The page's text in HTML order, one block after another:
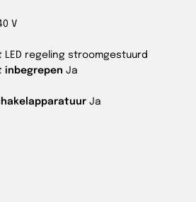
V
LED regeling stroomgestuurd
inbegrepen Ja
Ja